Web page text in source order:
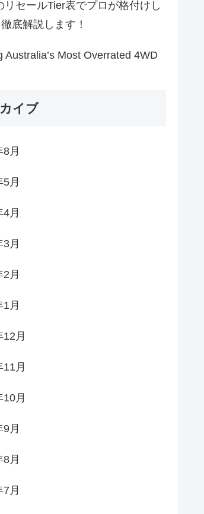
リセールTier表でプロが格付けし
底解説します！
Australia’s Most Overrated 4WD
イブ
月
月
月
月
月
月
12月
11月
10月
月
月
月